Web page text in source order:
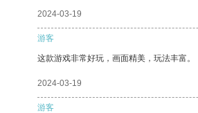
2024-03-19
游客
这款游戏非常好玩，画面精美，玩法丰富。
2024-03-19
游客